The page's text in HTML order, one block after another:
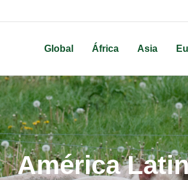
Global África Asia
América